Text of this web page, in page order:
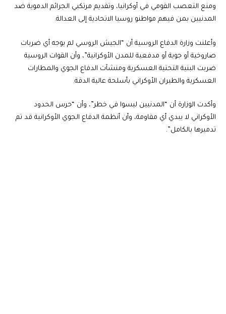
ومنع التعصب القومي في أوكرانيا، وتقديم مرتكبي الجرائم الدموية ضد
المدنيين بمن فيهم مواطنو روسيا الاتحادية إلى العدالة.
وأعلنت وزارة الدفاع الروسية أن “الجيش الروسي لم يوجه أي ضربات
صاروخية أو جوية أو مدفعية للمدن الأوكرانية”، وأن القوات الروسية
ضربت البنية التحتية العسكرية ومنشآت الدفاع الجوي والمطارات
العسكرية والطيران الأوكراني بأسلحة عالية الدقة.
وأكدت الوزارة أن “المدنيين ليسوا في خطر”، وأن “حرس الحدود
الأوكراني لا يبدي أي مقاومة، وأن أنظمة الدفاع الجوي الأوكرانية قد تم
تدميرها بالكامل”.